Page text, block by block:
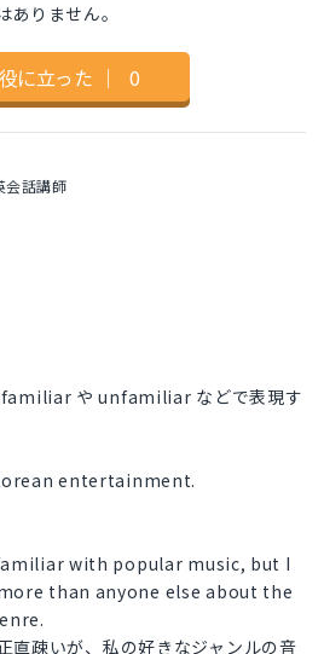
りません。
役に立った ｜ 0
会話講師
familiar や unfamiliar などで表現す
entertainment.
with popular music, but I
than anyone else about the
直疎いが、私の好きなジャンルの音